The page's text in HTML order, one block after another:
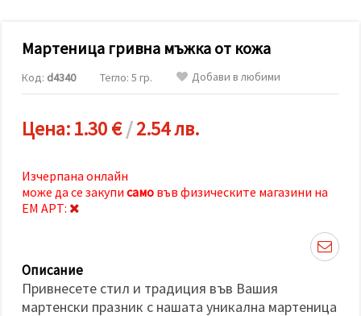
за анализ
маркетинг.
използваме
като
натиснеш
"Приеми
си в
"Настройки",
като
избереш
Мартеница гривна мъжка от кожа
Код: d4340 Тегло: 5 гр. Добави в любими
Цена:1.30 €/2.54 лв.
Изчерпана онлайн
може да се закупи само във физическите магазини на
ЕМ АРТ:
Описание
Привнесете стил и традиция във Вашия
мартенски празник с нашата уникална мартеница